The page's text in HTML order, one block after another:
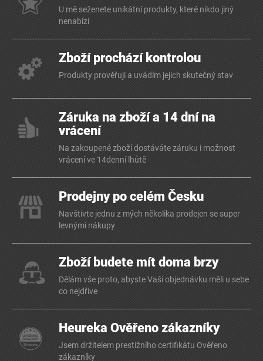
U mě seženete unikátní produkty, které nikdo jiný
nenabízí
Zboží prochází kontrolou
Produkty prověřuji a uvádím jejich skutečný stav
Záruka na zboží a 14 dní na
vrácení
Na zakoupené zboží dostáváte záruku i možnost
vrácení ve 14denní lhůtě
Prodejny po celém Česku
Navštivte jednu z mých několika prodejen se super
levnými nákupy
Zboží budete mít doma brzy
Dělám vše proto, abyste Vaši objednávku měli u sebe
co nejdříve
Heureka Ověřeno zákazníky
Jsem držitelem prestižního certifikátu Ověřeno
zákazníky